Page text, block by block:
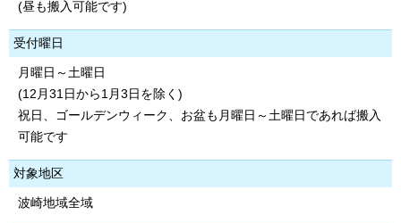
(昼も搬入可能です)
受付曜日
月曜日～土曜日
(12月31日から1月3日を除く)
祝日、ゴールデンウィーク、お盆も月曜日～土曜日であれば搬入
可能です
対象地区
波崎地域全域